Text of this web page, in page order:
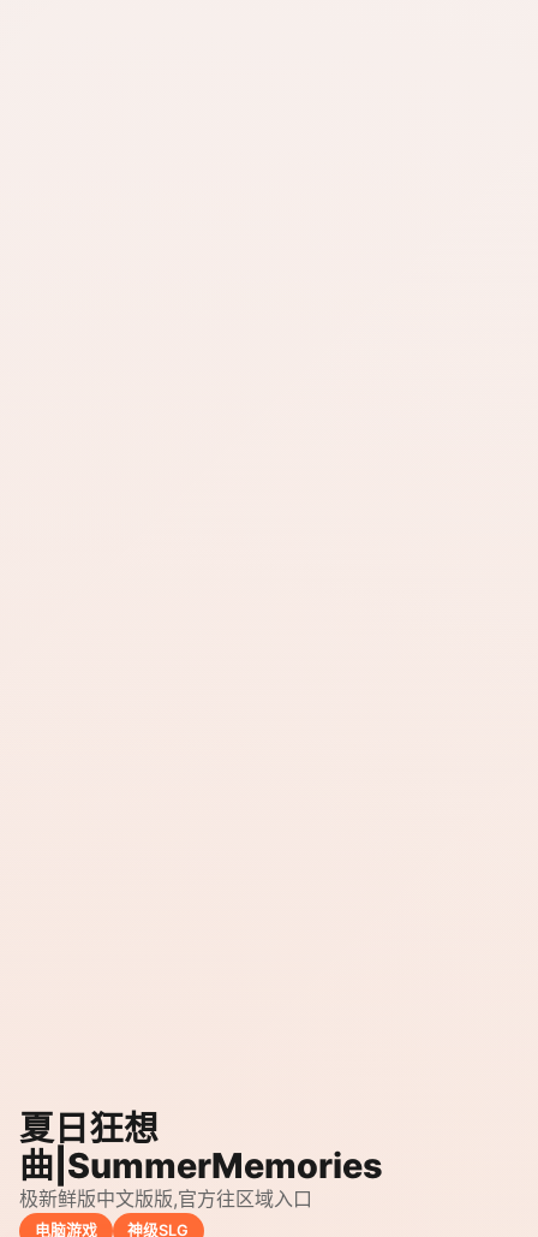
夏日狂想
曲|SummerMemories
极新鲜版中文版版,官方往区域入口
电脑游戏 神级SLG